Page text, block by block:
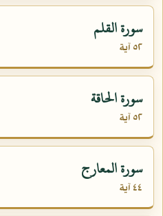
سورة القلم
٥٢ آية
سورة الحاقة
٥٢ آية
سورة المعارج
٤٤ آية